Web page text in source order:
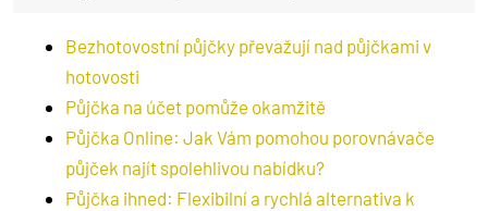
Bezhotovostní půjčky převažují nad půjčkami v
hotovosti
Půjčka na účet pomůže okamžitě
Půjčka Online: Jak Vám pomohou porovnávače
půjček najít spolehlivou nabídku?
Půjčka ihned: Flexibilní a rychlá alternativa k